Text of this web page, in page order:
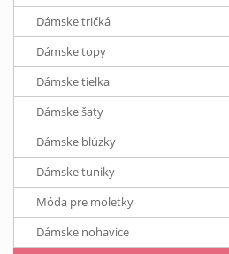
Dámske tričká
Dámske topy
Dámske tielka
Dámske šaty
Dámske blúzky
Dámske tuniky
Móda pre moletky
Dámske nohavice